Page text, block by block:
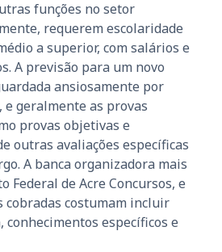
funções no setor
requerem escolaridade
a superior, com salários e
A previsão para um novo
ansiosamente por
e geralmente as provas
provas objetivas e
outras avaliações específicas
A banca organizadora mais
Federal de Acre Concursos, e
cobradas costumam incluir
específicos e